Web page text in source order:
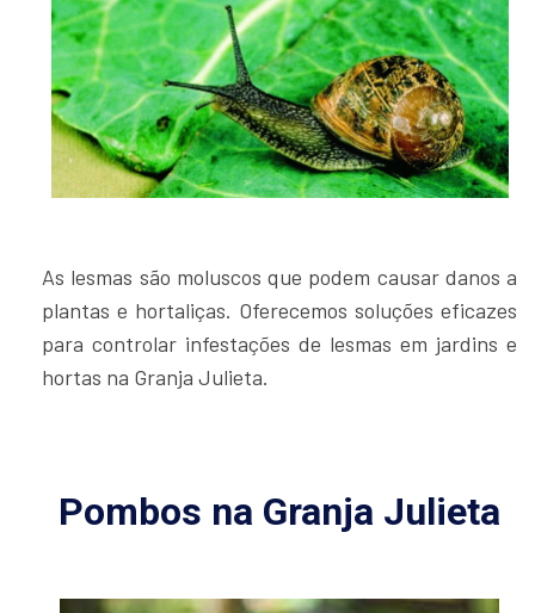
As lesmas são moluscos que podem causar danos a
plantas e hortaliças. Oferecemos soluções eficazes
para controlar infestações de lesmas em jardins e
hortas na Granja Julieta.
Pombos na Granja Julieta